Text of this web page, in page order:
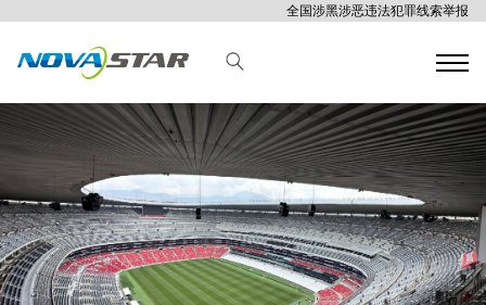
全国涉黑涉恶违法犯罪线索举报